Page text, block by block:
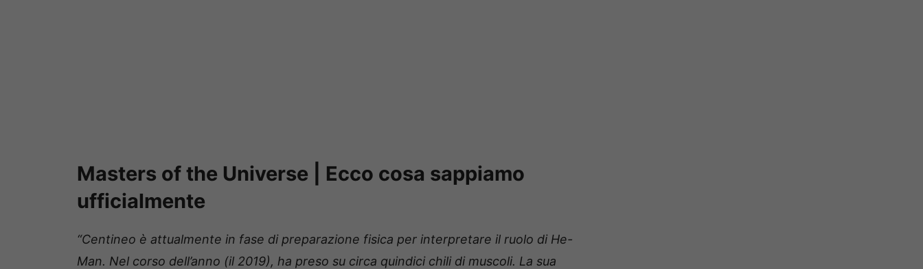
Masters of the Universe | Ecco cosa sappiamo
ufficialmente
“Centineo è attualmente in fase di preparazione fisica per interpretare il ruolo di He-
Man. Nel corso dell’anno (il 2019), ha preso su circa quindici chili di muscoli. La sua